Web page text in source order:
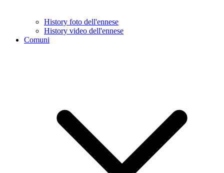
History foto dell'ennese
History video dell'ennese
Comuni